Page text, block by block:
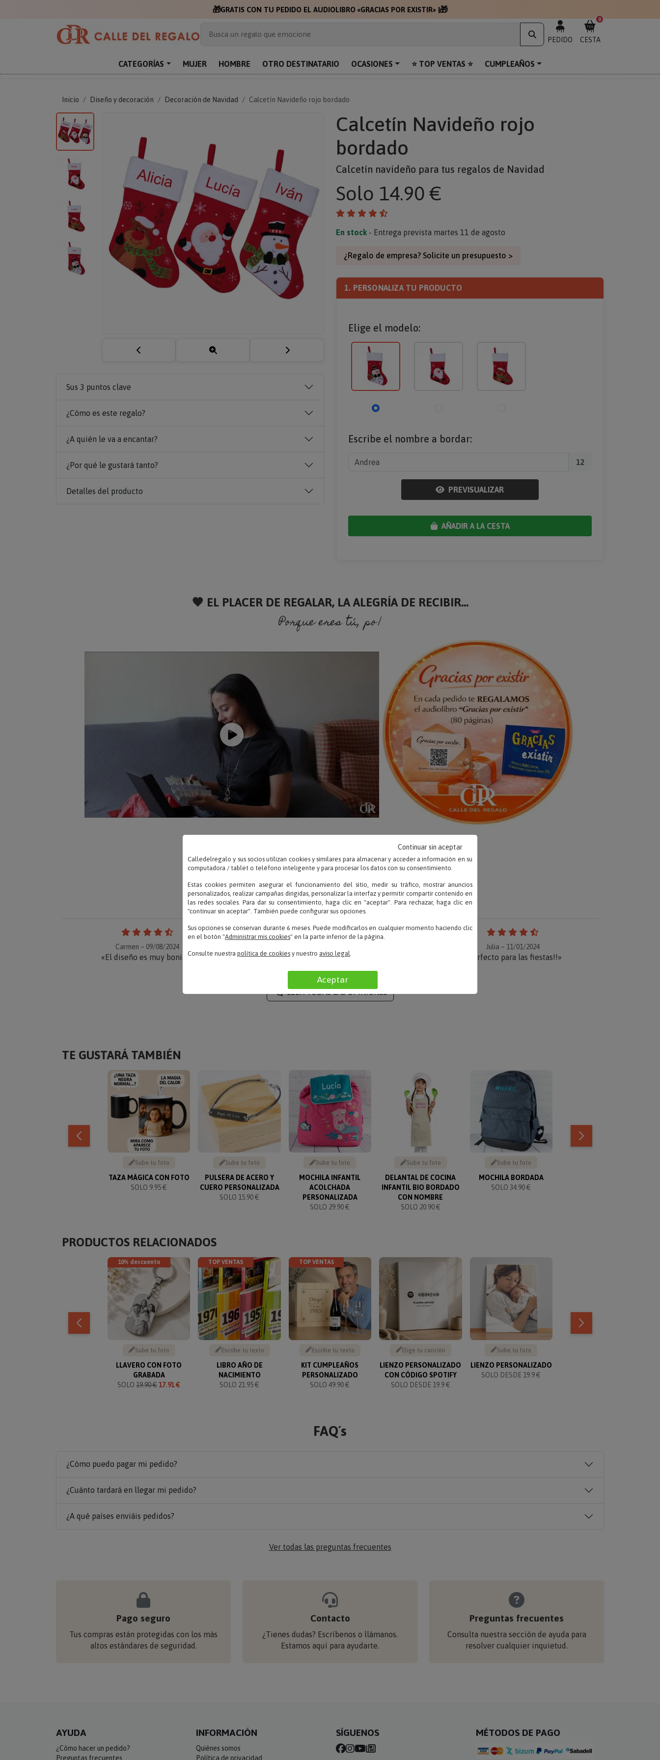
🎁GRATIS CON TU PEDIDO EL AUDIOLIBRO «GRACIAS POR EXISTIR» 🎁
Busca un regalo que emocione
Regalos personalizados para sorprender
MI
PEDIDO
0
MI
CESTA
CATEGORÍAS MUJER HOMBRE OTRO DESTINATARIO OCASIONES ⭐ TOP VENTAS ⭐ CUMPLEAÑOS
Inicio Diseño y decoración Decoración de Navidad Calcetín Navideño rojo bordado
Sus 3 puntos clave
¿Cómo es este regalo?
¿A quién le va a encantar?
¿Por qué le gustará tanto?
Detalles del producto
Calcetín Navideño rojo
bordado
Calcetín navideño para tus regalos de Navidad
Solo 14.90 €
En stock - Entrega prevista martes 11 de agosto
¿Regalo de empresa? Solicite un presupuesto >
1. PERSONALIZA TU PRODUCTO
Elige el modelo:
Escribe el nombre a bordar:
12
PREVISUALIZAR
AÑADIR A LA CESTA
🧡 EL PLACER DE REGALAR, LA ALEGRÍA DE RECIBIR...
Porque eres tú, porque soy yo.
OPINIONES
Carmen – 09/08/2024
«El diseño es muy bonito» «Buen servicio»
Julia – 11/01/2024
«Perfecto para las fiestas!!»
LEER TODAS LAS OPINIONES
TE GUSTARÁ TAMBIÉN
Sube tu foto
TAZA MÁGICA CON FOTO
SOLO 9.95 €
Sube tu foto
PULSERA DE ACERO Y
CUERO PERSONALIZADA
SOLO 15.90 €
Sube tu foto
MOCHILA INFANTIL
ACOLCHADA
PERSONALIZADA
SOLO 29.90 €
Sube tu foto
DELANTAL DE COCINA
INFANTIL BIO BORDADO
CON NOMBRE
SOLO 20.90 €
Sube tu foto
MOCHILA BORDADA
SOLO 34.90 €
PRODUCTOS RELACIONADOS
10% descuento
Sube tu foto
LLAVERO CON FOTO
GRABADA
SOLO19.90 €17.91 €
TOP VENTAS
Escribe tu texto
LIBRO AÑO DE
NACIMIENTO
SOLO 21.95 €
TOP VENTAS
Escribe tu texto
KIT CUMPLEAÑOS
PERSONALIZADO
SOLO 49.90 €
Elige tu canción
LIENZO PERSONALIZADO
CON CÓDIGO SPOTIFY
SOLO DESDE 19.9 €
Sube tu foto
LIENZO PERSONALIZADO
SOLO DESDE 19.9 €
FAQ´s
¿Cómo puedo pagar mi pedido?
¿Cuánto tardará en llegar mi pedido?
¿A qué países enviáis pedidos?
Ver todas las preguntas frecuentes
Pago seguro
Tus compras están protegidas con los más
altos estándares de seguridad.
Contacto
¿Tienes dudas? Escríbenos o llámanos.
Estamos aquí para ayudarte.
Preguntas frecuentes
Consulta nuestra sección de ayuda para
resolver cualquier inquietud.
AYUDA
¿Cómo hacer un pedido?
Preguntas frecuentes
INFORMACIÓN
Quiénes somos
Política de privacidad
SÍGUENOS MÉTODOS DE PAGO
Calledelregalo y sus socios utilizan cookies y similares para almacenar y acceder a información en su
computadora / tablet o teléfono inteligente y para procesar los datos con su consentimiento.
Estas cookies permiten asegurar el funcionamiento del sitio, medir su tráfico, mostrar anuncios
personalizados, realizar campañas dirigidas, personalizar la interfaz y permitir compartir contenido en
las redes sociales. Para dar su consentimiento, haga clic en "aceptar". Para rechazar, haga clic en
"continuar sin aceptar". También puede configurar sus opciones.
Sus opciones se conservan durante 6 meses. Puede modificarlos en cualquier momento haciendo clic
en el botón "Administrar mis cookies" en la parte inferior de la página.
Consulte nuestra política de cookies y nuestro aviso legal.
Aceptar
Continuar sin aceptar